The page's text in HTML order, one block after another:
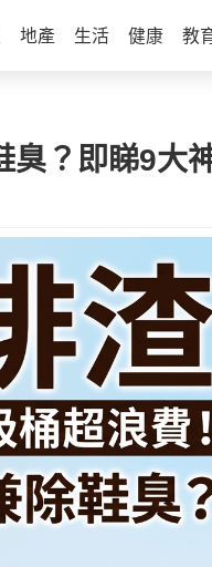
地產 生活 健康 教
臭？即睇9大